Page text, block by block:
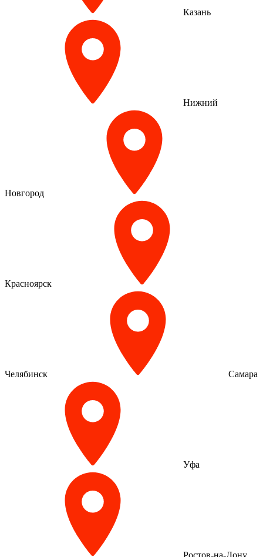
Казань
Нижний
Новгород
Красноярск
Челябинск Самара
Уфа
Ростов-на-Дону